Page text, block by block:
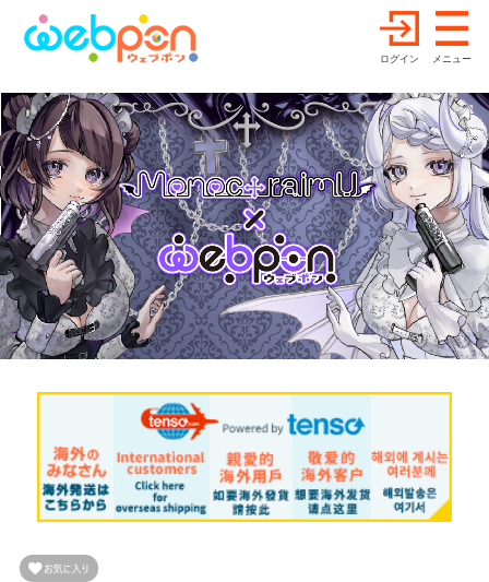
ログイン メニュー